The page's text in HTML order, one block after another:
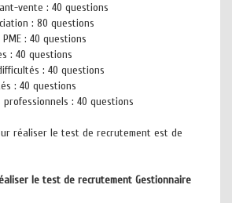
vente : 40 questions
: 80 questions
: 40 questions
: 40 questions
: 40 questions
: 40 questions
professionnels : 40 questions
réaliser le test de recrutement est de
le test de recrutement Gestionnaire